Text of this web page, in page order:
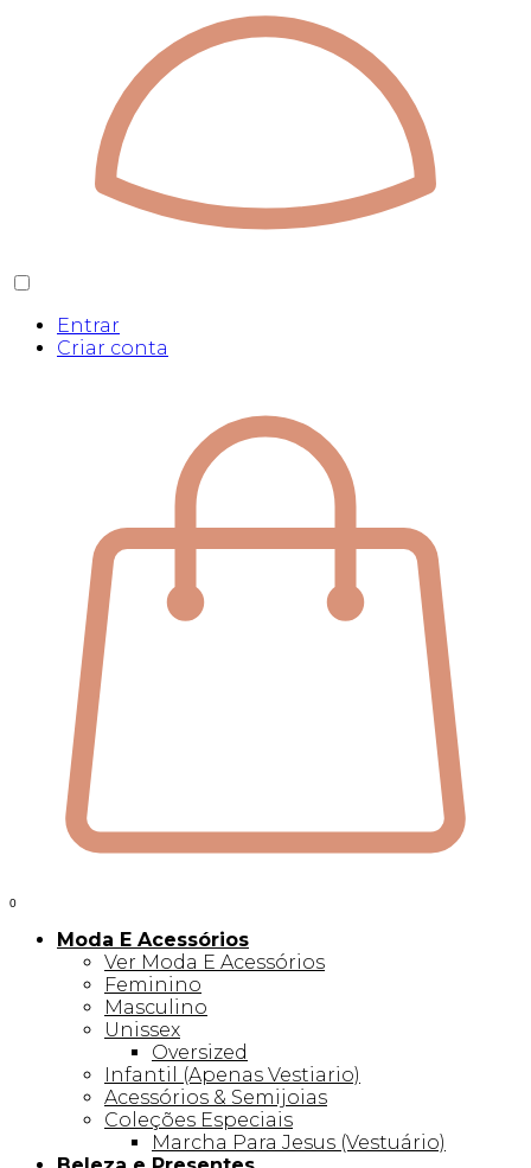
Entrar
Criar conta
0
Moda E Acessórios
Ver Moda E Acessórios
Feminino
Masculino
Unissex
Oversized
Infantil (Apenas Vestiario)
Acessórios & Semijoias
Coleções Especiais
Marcha Para Jesus (Vestuário)